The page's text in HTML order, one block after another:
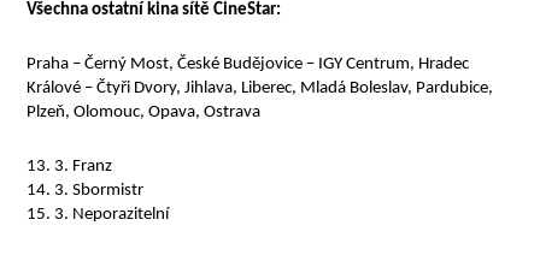
Všechna ostatní kina sítě CineStar:
Praha – Černý Most, České Budějovice – IGY Centrum, Hradec
Králové – Čtyři Dvory, Jihlava, Liberec, Mladá Boleslav, Pardubice,
Plzeň, Olomouc, Opava, Ostrava
13. 3. Franz
14. 3. Sbormistr
15. 3. Neporazitelní